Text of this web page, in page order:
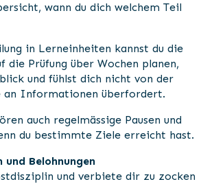
wann du dich welchem Teil
in Lerneinheiten kannst du die
die Prüfung über Wochen planen,
und fühlst dich nicht von der
an Informationen überfordert.
auch regelmässige Pausen und
du bestimmte Ziele erreicht hast.
und Belohnungen
und verbiete dir zu zocken